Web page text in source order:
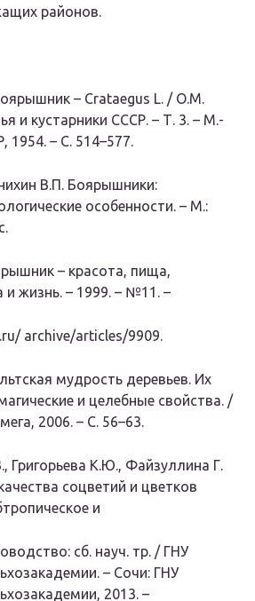
районов.
– Crataegus L. / О.М.
и кустарники СССР. – Т. 3. – М.-
– С. 514–577.
В.П. Боярышники:
особенности. – М.:
– красота, пища,
и жизнь. – 1999. – №11. –
archive/articles/9909.
мудрость деревьев. Их
и целебные свойства. /
2006. – С. 56–63.
Григорьева К.Ю., Файзуллина Г.
соцветий и цветков
и
сб. науч. тр. / ГНУ
– Сочи: ГНУ
2013. –